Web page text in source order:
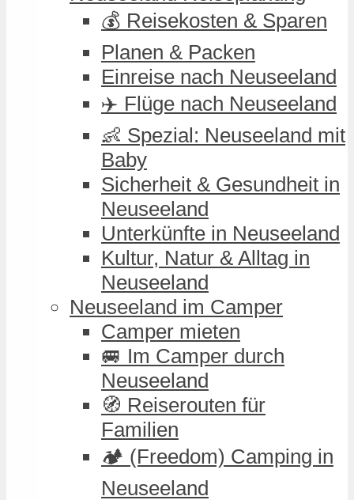
💰 Reisekosten & Sparen
Planen & Packen
Einreise nach Neuseeland
✈️ Flüge nach Neuseeland
👶 Spezial: Neuseeland mit
Baby
Sicherheit & Gesundheit in
Neuseeland
Unterkünfte in Neuseeland
Kultur, Natur & Alltag in
Neuseeland
Neuseeland im Camper
Camper mieten
🚐 Im Camper durch
Neuseeland
🧭 Reiserouten für
Familien
🏕️ (Freedom) Camping in
Neuseeland